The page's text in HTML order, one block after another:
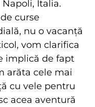
Italia.
curse
nu o vacanță
vom clarifica
implică de fapt
arăta cele mai
cu vele pentru
acea aventură